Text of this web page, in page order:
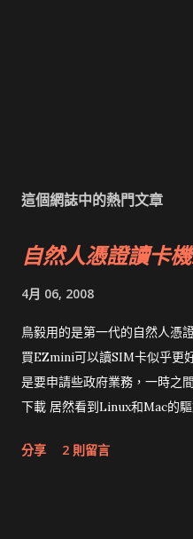
這個網誌中的熱門文章
自然人憑證讀卡
4月 06, 2008
鳥毅用的是第一代的自然人憑
買EZmini可以讀SIM卡似乎更
是要申請些政府業務，一時之
下載 居然看到Linux和Mac的
分享 2 則留言